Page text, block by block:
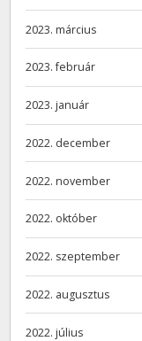
2023. március
2023. február
2023. január
2022. december
2022. november
2022. október
2022. szeptember
2022. augusztus
2022. július